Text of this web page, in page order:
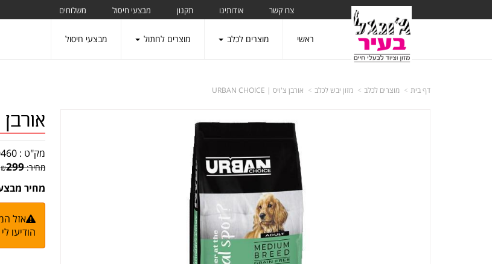
צרו קשר אודותינו תקנון מבצעי חיסול משלוחים
ראשי מוצרים לכלב מוצרים לחתול מבצעי חיסול
דף בית מוצרים לכלב מזון יבש לכלב אורבן צ'ויס | URBAN CHOICE
אורבן
מק"ט :
מחיר: ₪299
מחיר
אזל
הודיעו